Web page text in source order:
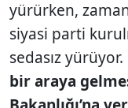
yürürken,
siyasi parti
sedasız
bir araya